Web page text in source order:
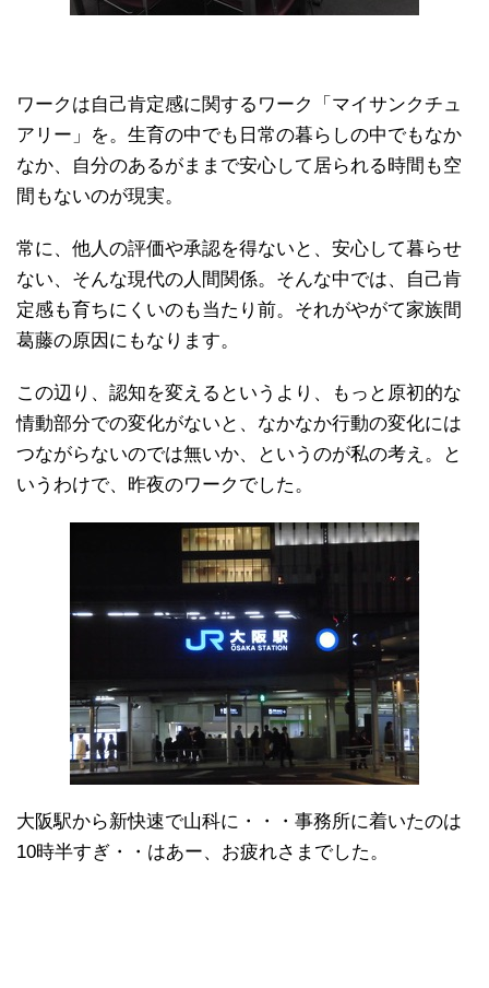
ワークは自己肯定感に関するワーク「マイサンクチュ
アリー」を。生育の中でも日常の暮らしの中でもなか
なか、自分のあるがままで安心して居られる時間も空
間もないのが現実。
常に、他人の評価や承認を得ないと、安心して暮らせ
ない、そんな現代の人間関係。そんな中では、自己肯
定感も育ちにくいのも当たり前。それがやがて家族間
葛藤の原因にもなります。
この辺り、認知を変えるというより、もっと原初的な
情動部分での変化がないと、なかなか行動の変化には
つながらないのでは無いか、というのが私の考え。と
いうわけで、昨夜のワークでした。
大阪駅から新快速で山科に・・・事務所に着いたのは
10時半すぎ・・はあー、お疲れさまでした。